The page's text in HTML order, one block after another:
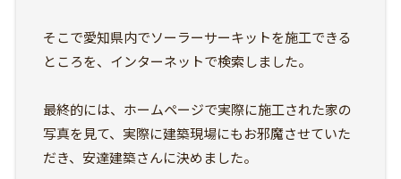
そこで愛知県内でソーラーサーキットを施工できる
ところを、インターネットで検索しました。
最終的には、ホームページで実際に施工された家の
写真を見て、実際に建築現場にもお邪魔させていた
だき、安達建築さんに決めました。